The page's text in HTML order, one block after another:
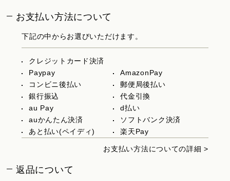
お支払い方法について
下記の中からお選びいただけます。
クレジットカード決済
Paypay
AmazonPay
コンビニ後払い
郵便局後払い
銀行振込
代金引換
au Pay
d払い
auかんたん決済
ソフトバンク決済
あと払い(ペイディ)
楽天Pay
お支払い方法についての詳細 >
返品について